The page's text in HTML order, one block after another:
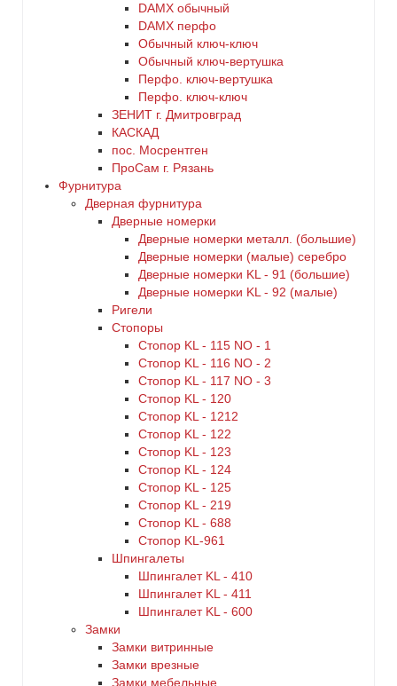
DАMX обычный
DАMX перфо
Oбычный ключ-ключ
Обычный ключ-вертушка
Перфо. ключ-вертушка
Перфо. ключ-ключ
ЗЕНИТ г. Дмитровград
КАСКАД
пос. Мосрентген
ПроСам г. Рязань
Фурнитура
Дверная фурнитура
Дверные номерки
Дверные номерки металл. (большие)
Дверные номерки (малые) серебро
Дверные номерки KL - 91 (большие)
Дверные номерки KL - 92 (малые)
Ригели
Стопоры
Стопор KL - 115 NO - 1
Стопор KL - 116 NO - 2
Стопор KL - 117 NO - 3
Стопор KL - 120
Стопор KL - 1212
Стопор KL - 122
Стопор KL - 123
Стопор KL - 124
Стопор KL - 125
Стопор KL - 219
Стопор KL - 688
Стопор KL-961
Шпингалеты
Шпингалет KL - 410
Шпингалет KL - 411
Шпингалет KL - 600
Замки
Замки витринные
Замки врезные
Замки мебельные